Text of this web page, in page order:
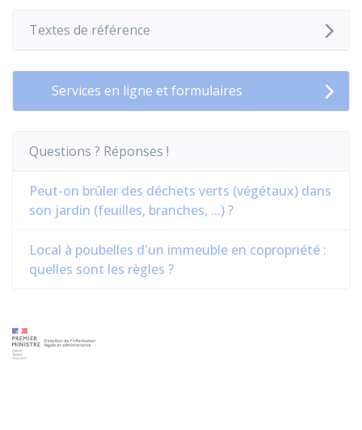
Textes de référence
Services en ligne et formulaires
Questions ? Réponses !
Peut-on brûler des déchets verts (végétaux) dans
son jardin (feuilles, branches, ...) ?
Local à poubelles d'un immeuble en copropriété :
quelles sont les règles ?